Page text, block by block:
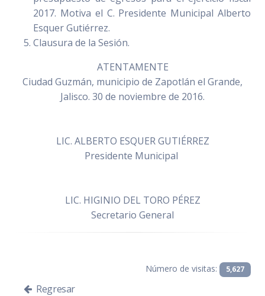
2017. Motiva el C. Presidente Municipal Alberto
Esquer Gutiérrez.
Clausura de la Sesión.
ATENTAMENTE
Ciudad Guzmán, municipio de Zapotlán el Grande,
Jalisco. 30 de noviembre de 2016.
LIC. ALBERTO ESQUER GUTIÉRREZ
Presidente Municipal
LIC. HIGINIO DEL TORO PÉREZ
Secretario General
Número de visitas: 5,627
Regresar